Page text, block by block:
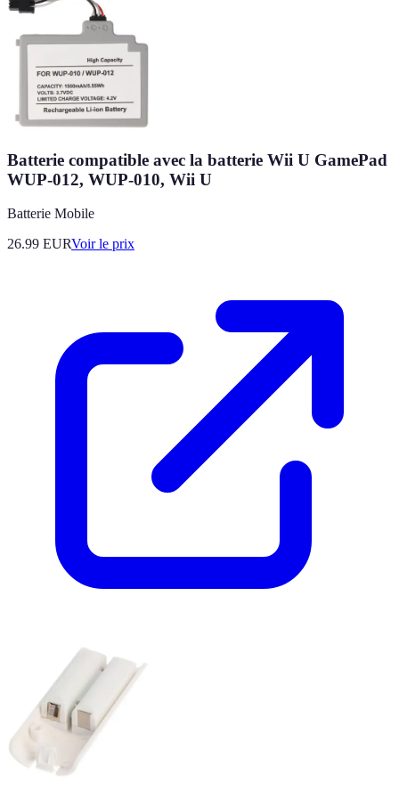
Batterie compatible avec la batterie Wii U GamePad
WUP-012, WUP-010, Wii U
Batterie Mobile
26.99 EURVoir le prix